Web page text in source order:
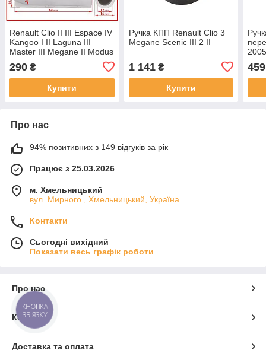
Renault Clio II III Espace IV
Kangoo I II Laguna III
Master III Megane II Modus
Scenic II Адаптер на ручку
КПП насадка арт.DA24017
290 ₴
Купити
Ручка КПП Renault Clio 3
Megane Scenic III 2 II
1 141₴
Купити
5+R
459
Про нас
94% позитивних з 149 відгуків за рік
Працює з 25.03.2026
м. Хмельницький
вул. Мирного., Хмельницький, Україна
Контакти
Сьогодні вихідний
Показати весь графік роботи
Про нас
Контакти
Доставка та оплата
КНОПКА
ЗВ'ЯЗКУ